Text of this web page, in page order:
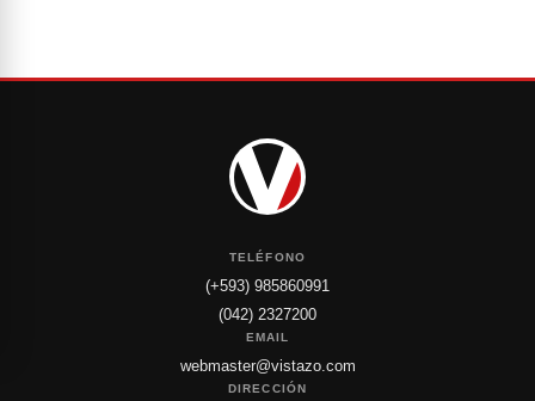
TELÉFONO
(+593) 985860991
(042) 2327200
EMAIL
webmaster@vistazo.com
DIRECCIÓN